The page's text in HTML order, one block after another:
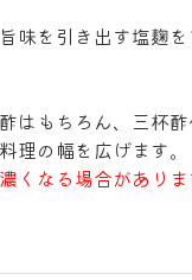
味を引き出す塩麹
はもちろん、三杯
理の幅を広げます。
くなる場合があり